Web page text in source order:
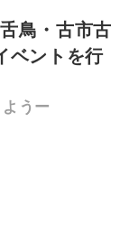
鳥・古市古
ベントを行
うー